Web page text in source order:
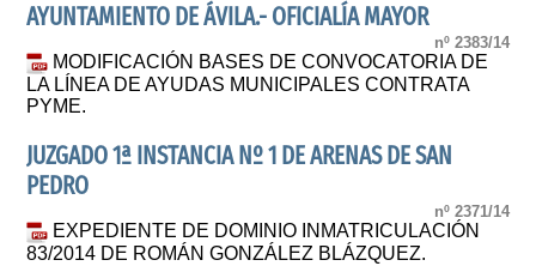
AYUNTAMIENTO DE ÁVILA.- OFICIALÍA MAYOR
nº 2383/14
MODIFICACIÓN BASES DE CONVOCATORIA DE
LA LÍNEA DE AYUDAS MUNICIPALES CONTRATA
PYME.
JUZGADO 1ª INSTANCIA Nº 1 DE ARENAS DE SAN
PEDRO
nº 2371/14
EXPEDIENTE DE DOMINIO INMATRICULACIÓN
83/2014 DE ROMÁN GONZÁLEZ BLÁZQUEZ.